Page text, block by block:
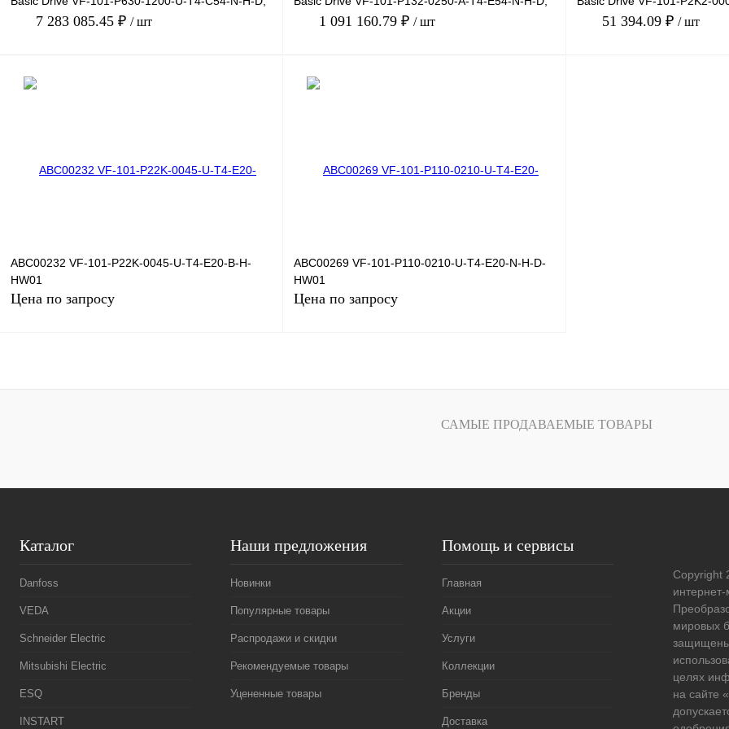
380В, 630кВт, 1
7 283 085.45 ₽ / шт
380В, 132кВт, 2
1 091 160.79 ₽ / шт
380В, 2,2кВт, 6А
51 394.09 ₽ / шт
ABC00232 VF-101-P22K-0045-U-T4-E20-B-H-
HW01
Цена по запросу
Запросить цену
ABC00269 VF-101-P110-0210-U-T4-E20-N-H-D-
HW01
Цена по запросу
Запросить цену
Сравнение
САМЫЕ ПРОДАВАЕМЫЕ ТОВАРЫ
Каталог
Danfoss
VEDA
Schneider Electric
Mitsubishi Electric
ESQ
INSTART
Наши предложения
Новинки
Популярные товары
Распродажи и скидки
Рекомендуемые товары
Уцененные товары
Помощь и сервисы
Главная
Акции
Услуги
Коллекции
Бренды
Доставка
Copyright
интернет-
мировых
целях
на сайте